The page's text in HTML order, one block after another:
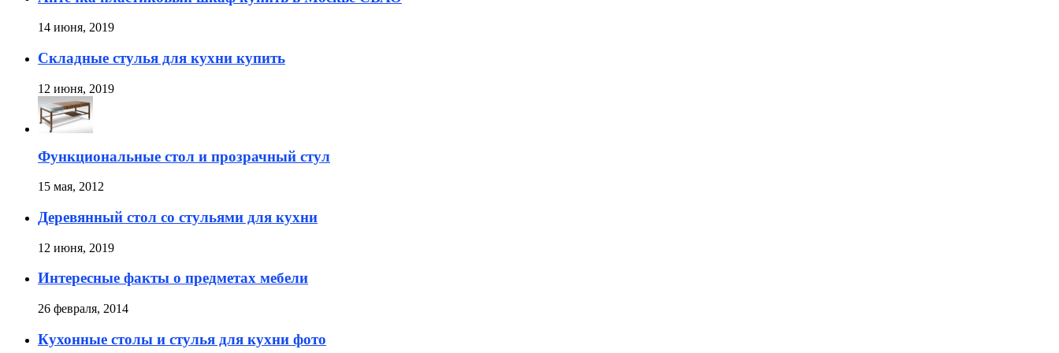
14 июня, 2019
Складные стулья для кухни купить
12 июня, 2019
Функциональные стол и прозрачный стул
15 мая, 2012
Деревянный стол со стульями для кухни
12 июня, 2019
Интересные факты о предметах мебели
26 февраля, 2014
Кухонные столы и стулья для кухни фото